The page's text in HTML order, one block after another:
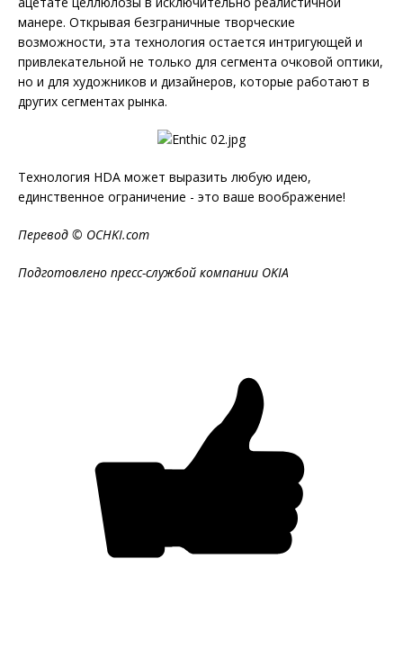
манере. Открывая безграничные творческие
возможности, эта технология остается интригующей и
привлекательной не только для сегмента очковой оптики,
но и для художников и дизайнеров, которые работают в
других сегментах рынка.
Технология HDA может выразить любую идею,
единственное ограничение - это ваше воображение!
Перевод © OCHKI.com
Подготовлено пресс-службой компании OKIA